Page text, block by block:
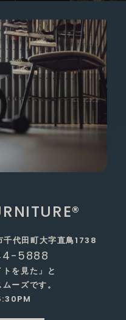
代田町大字直鳥1738
5888
トを見た」と
ーズです。